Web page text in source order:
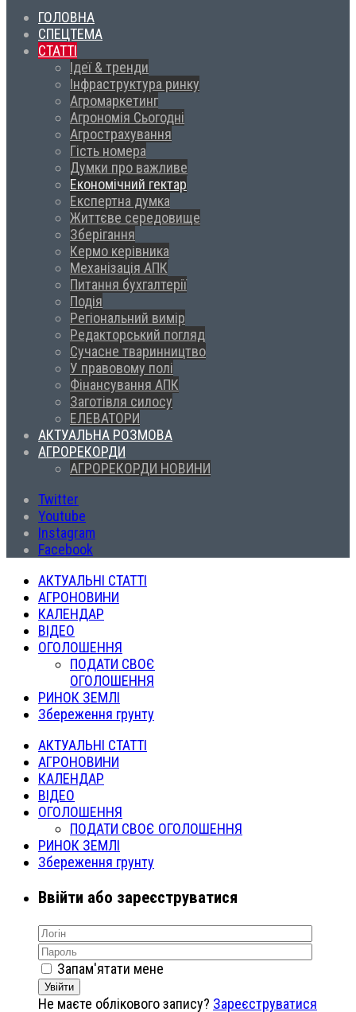
ГОЛОВНА
СПЕЦТЕМА
СТАТТІ
Ідеї & тренди
Інфраструктура ринку
Агромаркетинг
Агрономія Сьогодні
Агрострахування
Гість номера
Думки про важливе
Економічний гектар
Експертна думка
Життєве середовище
Зберігання
Кермо керівника
Механізація АПК
Питання бухгалтерії
Подія
Регіональний вимір
Редакторський погляд
Сучасне тваринництво
У правовому полі
Фінансування АПК
Заготівля силосу
ЕЛЕВАТОРИ
АКТУАЛЬНА РОЗМОВА
АГРОРЕКОРДИ
АГРОРЕКОРДИ НОВИНИ
Twitter
Youtube
Instagram
Facebook
АКТУАЛЬНІ СТАТТІ
АГРОНОВИНИ
КАЛЕНДАР
ВІДЕО
ОГОЛОШЕННЯ
ПОДАТИ СВОЄ
ОГОЛОШЕННЯ
РИНОК ЗЕМЛІ
Збереження грунту
АКТУАЛЬНІ СТАТТІ
АГРОНОВИНИ
КАЛЕНДАР
ВІДЕО
ОГОЛОШЕННЯ
ПОДАТИ СВОЄ ОГОЛОШЕННЯ
РИНОК ЗЕМЛІ
Збереження грунту
Ввійти або зареєструватися
Запам'ятати мене
Увійти
Не маєте облікового запису? Зареєструватися